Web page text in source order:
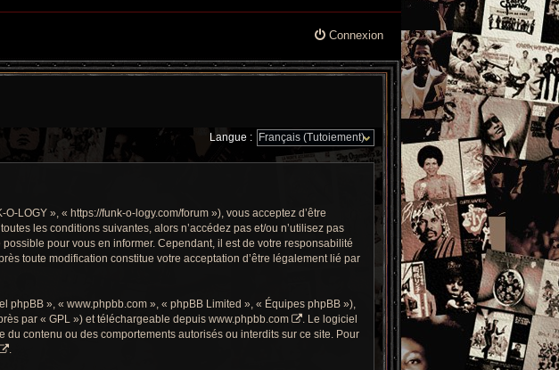
Connexion
Langue :
LOGY », « https://funk-o-logy.com/forum »), vous acceptez d’être
les conditions suivantes, alors n’accédez pas et/ou n’utilisez pas
pour vous en informer. Cependant, il est de votre responsabilité
toute modification constitue votre acceptation d’être légalement lié par
», « www.phpbb.com », « phpBB Limited », « Équipes phpBB »),
par « GPL ») et téléchargeable depuis www.phpbb.com
. Le logiciel
contenu ou des comportements autorisés ou interdits sur ce site. Pour
.